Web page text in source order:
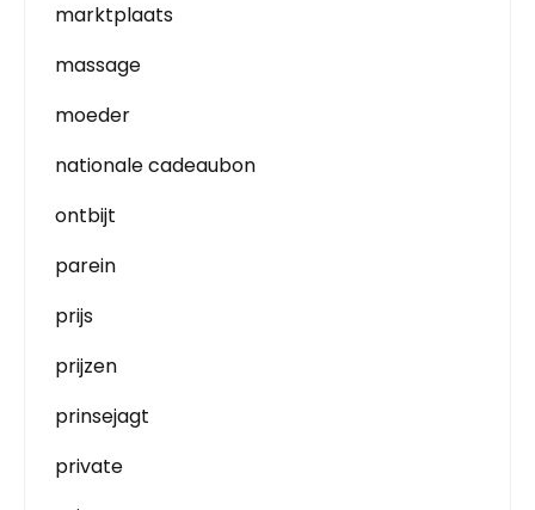
marktplaats
massage
moeder
nationale cadeaubon
ontbijt
parein
prijs
prijzen
prinsejagt
private